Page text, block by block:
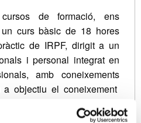
de formació, ens
un curs bàsic de 18 hores
de IRPF, dirigit a un
i personal integrat en
amb coneixements
a objectiu el coneixement